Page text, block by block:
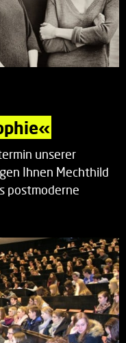
unserer
Ihnen Mechthild
postmoderne